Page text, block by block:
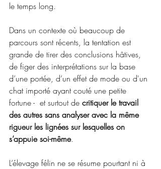
le temps long.
Dans un contexte où beaucoup de
parcours sont récents, la tentation est
grande de tirer des conclusions hâtives,
de figer des interprétations sur la base
d’une portée, d’un effet de mode ou d'un
chat importé ayant couté une petite
fortune -  et surtout de critiquer le travail
des autres sans analyser avec la même
rigueur les lignées sur lesquelles on
s’appuie soi-même.
L’élevage félin ne se résume pourtant ni à